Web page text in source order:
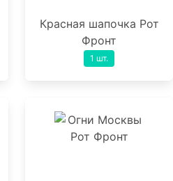
Красная шапочка Рот
Фронт
1 шт.